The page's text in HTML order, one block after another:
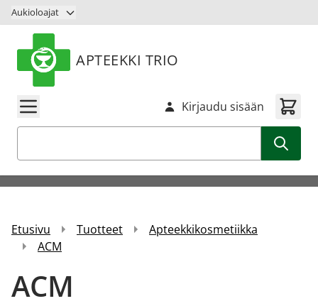
Siirry sisältöön
Aukioloajat
APTEEKKI TRIO
Kirjaudu sisään
Etusivu Tuotteet
Apteekkikosmetiikka
ACM
ACM